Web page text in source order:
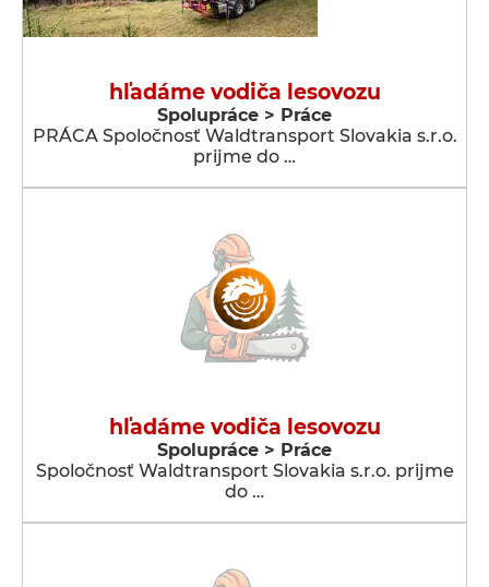
hľadáme vodiča lesovozu
Spolupráce > Práce
PRÁCA Spoločnosť Waldtransport Slovakia s.r.o.
prijme do …
hľadáme vodiča lesovozu
Spolupráce > Práce
Spoločnosť Waldtransport Slovakia s.r.o. prijme
do …